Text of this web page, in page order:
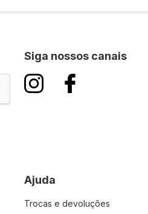
Siga nossos canais
Ajuda
Trocas e devoluções